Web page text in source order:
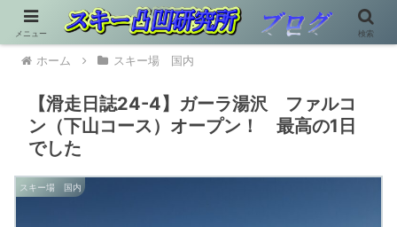
ホーム スキー場 国内
【滑走日誌24-4】ガーラ湯沢 ファルコ
ン（下山コース）オープン！ 最高の1日
でした
スキー場 国内
メニュー 検索